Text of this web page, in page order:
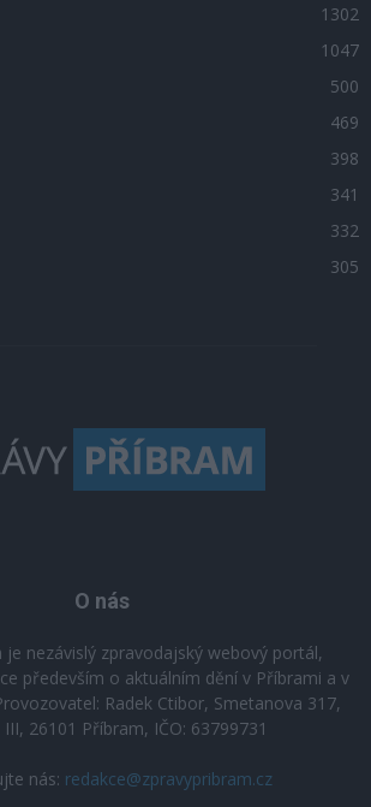
1302
1047
500
469
398
341
332
305
O nás
je nezávislý zpravodajský webový portál,
především o aktuálním dění v Příbrami a v
Radek Ctibor, Smetanova 317,
26101 Příbram, IČO: 63799731
nás: redakce@zpravypribram.cz